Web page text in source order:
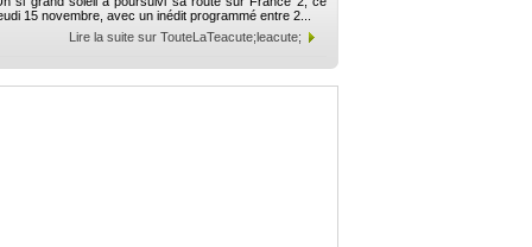
15 novembre, avec un inédit programmé entre 2...
Lire la suite sur TouteLaTeacute;leacute;